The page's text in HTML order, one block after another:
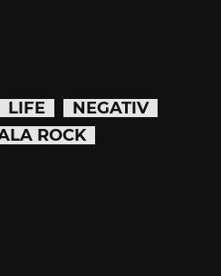
LIFE
NEGATIV
ROCK